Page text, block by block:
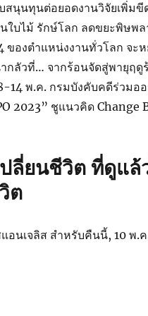
สนุนทุนต่อยอดงานวิจัยเพิ่ม
ใบไม้ รักษ์โลก ลดขยะพิษพ
ของตำแหน่งงานทั่วโลก จะ
ลัวที่… จากร้อนจัดสู่พายุฤดู
14 พ.ค. กรมบังคับคดีร่วมอ
2023” ชูแนวคิด Change
ลี่ยนชีวิต ที่ดูแล้
ต
อนเจลิส สำหรับคืนนี้, 10 พ.